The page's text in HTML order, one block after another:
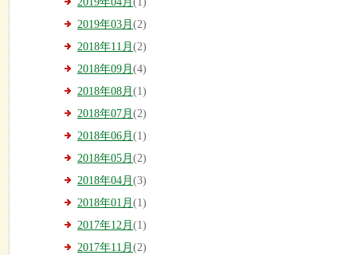
2019年03月 (2)
2018年11月 (2)
2018年09月 (4)
2018年08月 (1)
2018年07月 (2)
2018年06月 (1)
2018年05月 (2)
2018年04月 (3)
2018年01月 (1)
2017年12月 (1)
2017年11月 (2)